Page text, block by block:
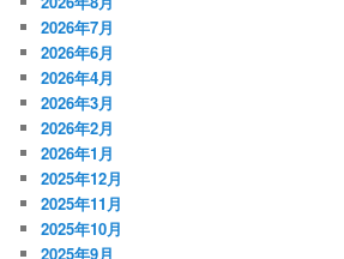
2026年7月
2026年6月
2026年4月
2026年3月
2026年2月
2026年1月
2025年12月
2025年11月
2025年10月
2025年9月